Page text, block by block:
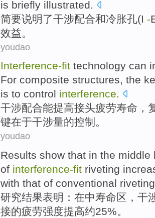
is briefly illustrated
简要说明了干涉配合和冷 胀孔(I -
效益 。
youdao
Interference-fit technology can
For composite structures, the
is to control interference.
干涉配合能提高接头疲劳寿命，
键在于干涉量的控制 。
youdao
Results show that in the middle
of interference-fit riveting
with that of conventional
研究结果表明 ： 在中寿命区，干
接的疲劳强度提高约25%。